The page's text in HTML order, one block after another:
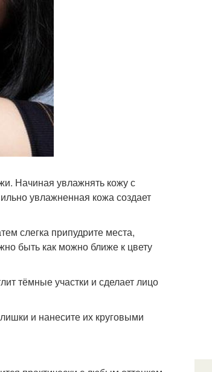
Начиная увлажнять кожу с
увлажненная кожа создает
слегка припудрите места,
быть как можно ближе к цвету
тёмные участки и сделает лицо
и нанесите их круговыми